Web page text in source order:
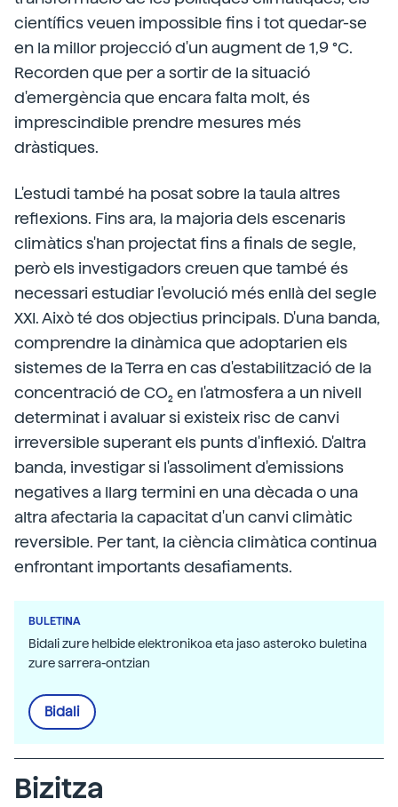
científics veuen impossible fins i tot quedar-se
en la millor projecció d'un augment de 1,9 °C.
Recorden que per a sortir de la situació
d'emergència que encara falta molt, és
imprescindible prendre mesures més
dràstiques.
L'estudi també ha posat sobre la taula altres
reflexions. Fins ara, la majoria dels escenaris
climàtics s'han projectat fins a finals de segle,
però els investigadors creuen que també és
necessari estudiar l'evolució més enllà del segle
XXI. Això té dos objectius principals. D'una banda,
comprendre la dinàmica que adoptarien els
sistemes de la Terra en cas d'estabilització de la
concentració de CO₂ en l'atmosfera a un nivell
determinat i avaluar si existeix risc de canvi
irreversible superant els punts d'inflexió. D'altra
banda, investigar si l'assoliment d'emissions
negatives a llarg termini en una dècada o una
altra afectaria la capacitat d'un canvi climàtic
reversible. Per tant, la ciència climàtica continua
enfrontant importants desafiaments.
BULETINA
Bidali zure helbide elektronikoa eta jaso asteroko buletina
zure sarrera-ontzian
Bidali
Bizitza